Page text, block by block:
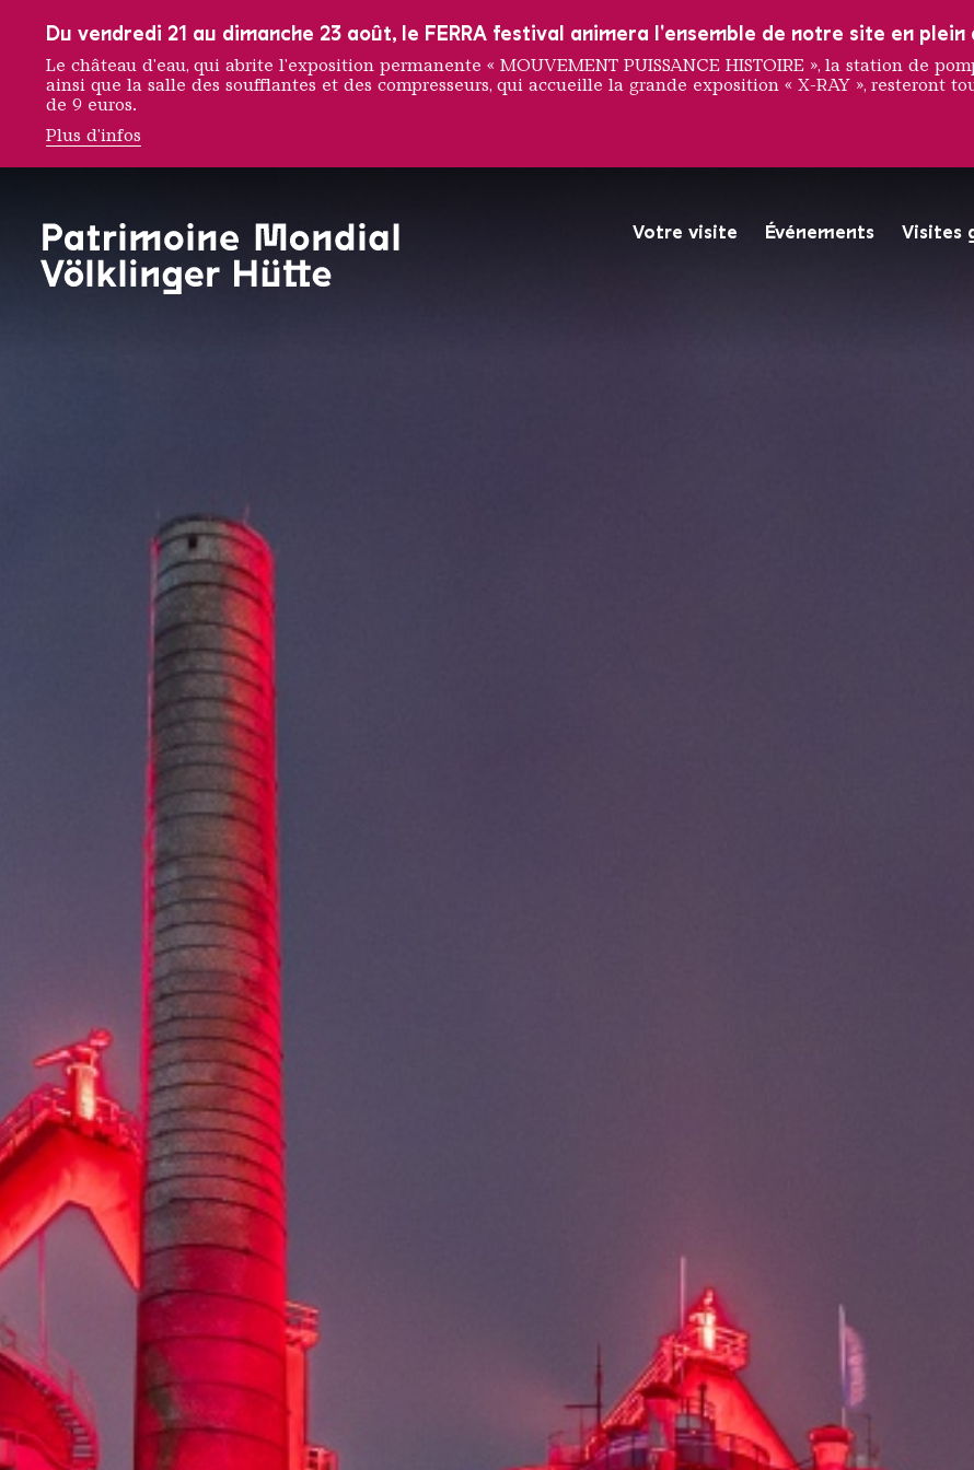
Votre visite Événements Visites
Startseite
Du vendredi 21 au dimanche 23 août, le FERRA festival animera l'ensemble de notre site en
Le château d'eau, qui abrite l'exposition permanente « MOUVEMENT PUISSANCE HISTOIRE », la station de
ainsi que la salle des soufflantes et des compresseurs, qui accueille la grande exposition « X-RAY », resteront
de 9 euros.
Plus d'infos